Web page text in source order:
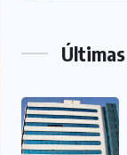
Últimas